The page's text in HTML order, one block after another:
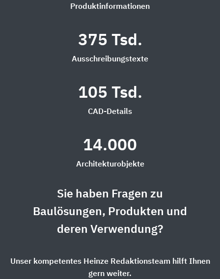
Produktinformationen
375 Tsd.
Ausschreibungstexte
105 Tsd.
CAD-Details
14.000
Architekturobjekte
Sie haben Fragen zu
Baulösungen, Produkten und
deren Verwendung?
Unser kompetentes Heinze Redaktionsteam hilft Ihnen
gern weiter.